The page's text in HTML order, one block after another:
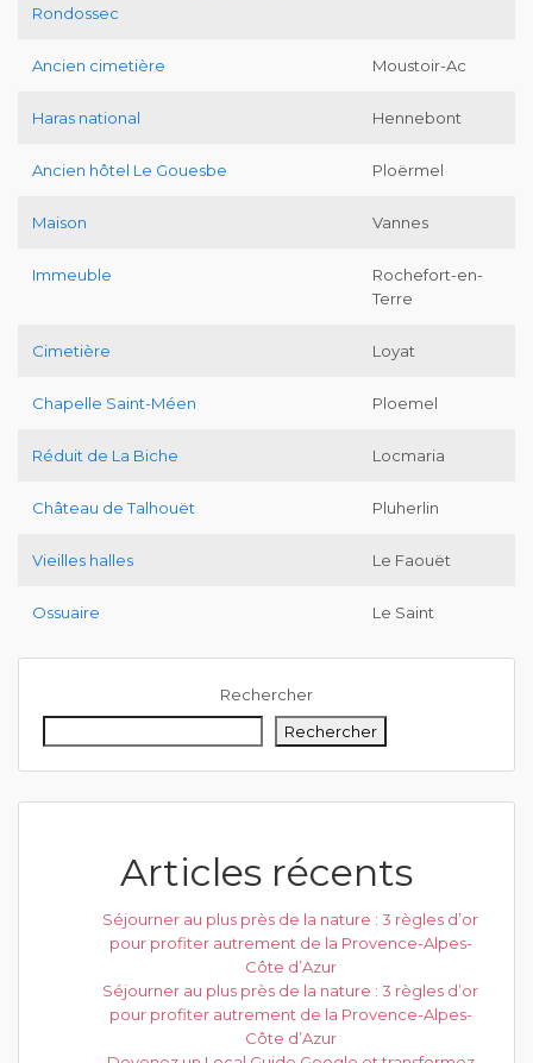
Rondossec
Ancien cimetière Moustoir-Ac
Haras national Hennebont
Ancien hôtel Le Gouesbe Ploërmel
Maison Vannes
Immeuble
Rochefort-en-
Terre
Cimetière Loyat
Chapelle Saint-Méen Ploemel
Réduit de La Biche Locmaria
Château de Talhouët Pluherlin
Vieilles halles Le Faouët
Ossuaire Le Saint
Rechercher
Rechercher
Articles récents
Séjourner au plus près de la nature : 3 règles d’or
pour profiter autrement de la Provence-Alpes-
Côte d’Azur
Séjourner au plus près de la nature : 3 règles d’or
pour profiter autrement de la Provence-Alpes-
Côte d’Azur